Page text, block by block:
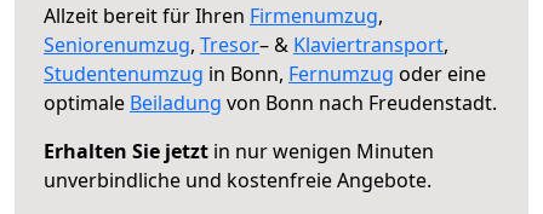
Allzeit bereit für Ihren Firmenumzug,
Seniorenumzug, Tresor– & Klaviertransport,
Studentenumzug in Bonn, Fernumzug oder eine
optimale Beiladung von Bonn nach Freudenstadt.
Erhalten Sie jetzt in nur wenigen Minuten
unverbindliche und kostenfreie Angebote.